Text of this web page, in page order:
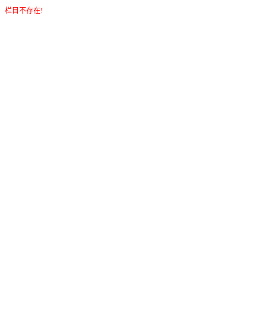
栏目不存在!